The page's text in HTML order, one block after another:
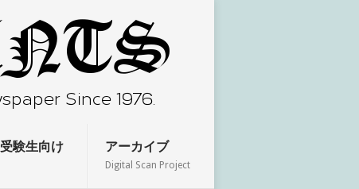
受験生向け アーカイブ
Digital Scan Project